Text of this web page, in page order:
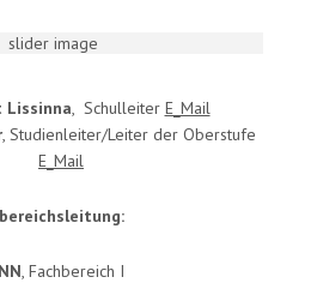
Lissinna, Schulleiter E_Mail
, Studienleiter/Leiter der Oberstufe
E_Mail
NN, Fachbereich I